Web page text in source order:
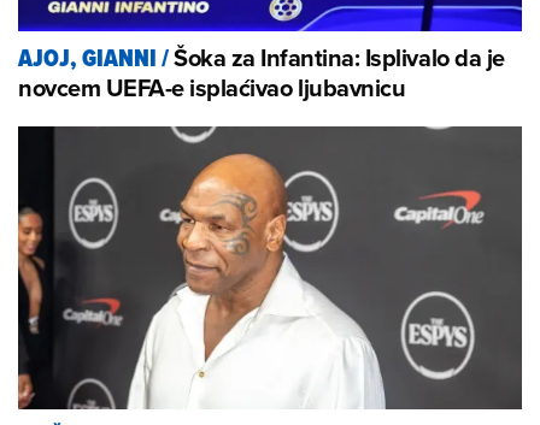
AJOJ, GIANNI/Šoka za Infantina: Isplivalo da je
novcem UEFA-e isplaćivao ljubavnicu